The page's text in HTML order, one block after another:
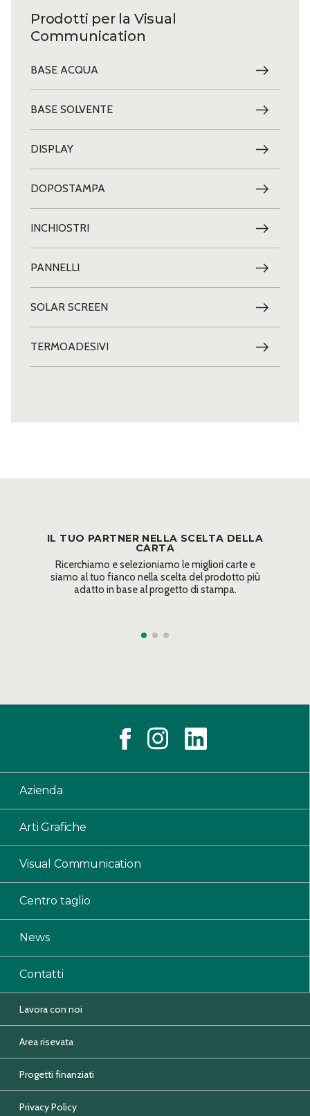
Prodotti per la Visual
Communication
BASE ACQUA
BASE SOLVENTE
DISPLAY
DOPOSTAMPA
INCHIOSTRI
PANNELLI
SOLAR SCREEN
TERMOADESIVI
IL TUO PARTNER NELLA SCELTA DELLA
CARTA
Ricerchiamo e selezioniamo le migliori carte e
siamo al tuo fianco nella scelta del prodotto più
adatto in base al progetto di stampa.
Azienda
Arti Grafiche
Visual Communication
Centro taglio
News
Contatti
Lavora con noi
Area risevata
Progetti finanziati
Privacy Policy